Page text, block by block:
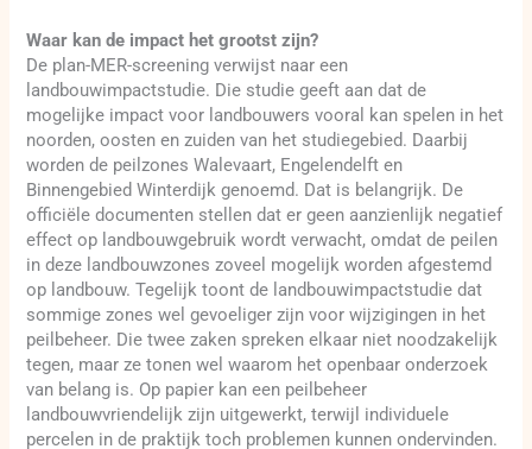
Waar kan de impact het grootst zijn?
De plan-MER-screening verwijst naar een
landbouwimpactstudie. Die studie geeft aan dat de
mogelijke impact voor landbouwers vooral kan spelen in het
noorden, oosten en zuiden van het studiegebied. Daarbij
worden de peilzones Walevaart, Engelendelft en
Binnengebied Winterdijk genoemd. Dat is belangrijk. De
officiële documenten stellen dat er geen aanzienlijk negatief
effect op landbouwgebruik wordt verwacht, omdat de peilen
in deze landbouwzones zoveel mogelijk worden afgestemd
op landbouw. Tegelijk toont de landbouwimpactstudie dat
sommige zones wel gevoeliger zijn voor wijzigingen in het
peilbeheer. Die twee zaken spreken elkaar niet noodzakelijk
tegen, maar ze tonen wel waarom het openbaar onderzoek
van belang is. Op papier kan een peilbeheer
landbouwvriendelijk zijn uitgewerkt, terwijl individuele
percelen in de praktijk toch problemen kunnen ondervinden.